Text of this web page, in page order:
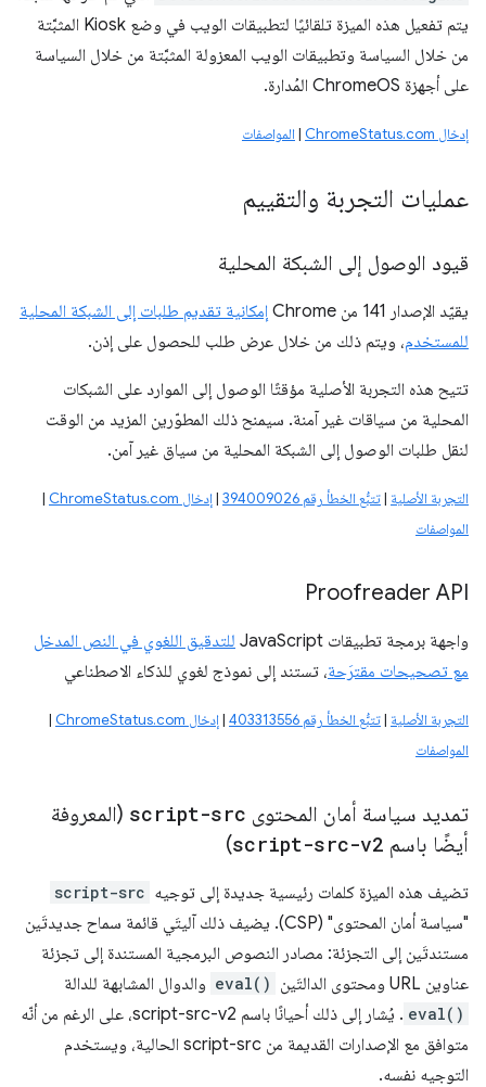
يتم تفعيل هذه الميزة تلقائيًا لتطبيقات الويب في وضع Kiosk المثبَّتة
من خلال السياسة وتطبيقات الويب المعزولة المثبَّتة من خلال السياسة
على أجهزة ChromeOS المُدارة.
إدخال ChromeStatus.com |المواصفات
عمليات التجربة والتقييم
قيود الوصول إلى الشبكة المحلية
يقيّد الإصدار 141 من Chrome
إمكانية تقديم طلبات إلى الشبكة المحلية
للمستخدم، ويتم ذلك من خلال عرض طلب للحصول على إذن.
تتيح هذه التجربة الأصلية مؤقتًا الوصول إلى الموارد على الشبكات
المحلية من سياقات غير آمنة. سيمنح ذلك المطوّرين المزيد من الوقت
لنقل طلبات الوصول إلى الشبكة المحلية من سياق غير آمن.
التجربة الأصلية |تتبُّع الخطأ رقم 394009026 |إدخال ChromeStatus.com
|
المواصفات
Proofreader API
واجهة برمجة تطبيقات JavaScript
للتدقيق اللغوي في النص المدخل
مع تصحيحات مقترَحة، تستند إلى نموذج لغوي للذكاء الاصطناعي
التجربة الأصلية |تتبُّع الخطأ رقم 403313556 |إدخال ChromeStatus.com
|
المواصفات
تمديد سياسة أمان المحتوى script-src (المعروفة
أيضًا باسم script-src-v2
)
تضيف هذه الميزة كلمات رئيسية جديدة إلى توجيه script-src
"سياسة أمان المحتوى" (CSP). يضيف ذلك آليتَي قائمة سماح جديدتَين
مستندتَين إلى التجزئة: مصادر النصوص البرمجية المستندة إلى تجزئة
عناوين URL ومحتوى الدالتَين
eval() والدوال المشابهة للدالة
eval()
. يُشار إلى ذلك أحيانًا باسم script-src-v2، على الرغم من أنّه
متوافق مع الإصدارات القديمة من script-src الحالية، ويستخدم
التوجيه نفسه.